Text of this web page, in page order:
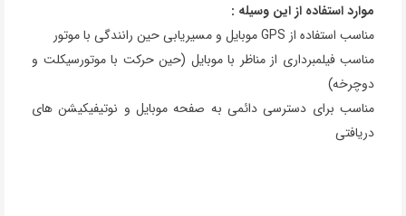
موارد استفاده از این وسیله :
مناسب استفاده از GPS موبایل و مسیریابی حین رانندگی با موتور
مناسب فیلمبرداری از مناظر با موبایل (حین حرکت با موتورسیکلت و
دوچرخه)
مناسب برای دسترسی دائمی به صفحه موبایل و نوتیفیکیشن های
دریافتی